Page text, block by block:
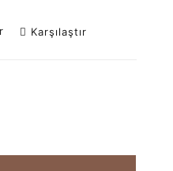
Karşılaştır